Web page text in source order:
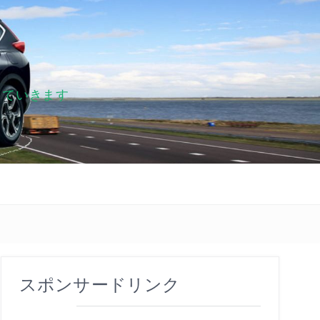
いきます
スポンサードリンク